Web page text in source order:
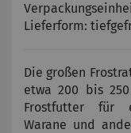
Lieferform:
Die großen
etwa 200 bis
Frostfutter für
Warane und